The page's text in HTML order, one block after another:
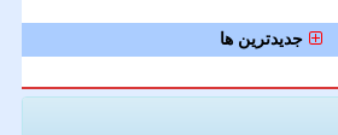
جدیدترین ها